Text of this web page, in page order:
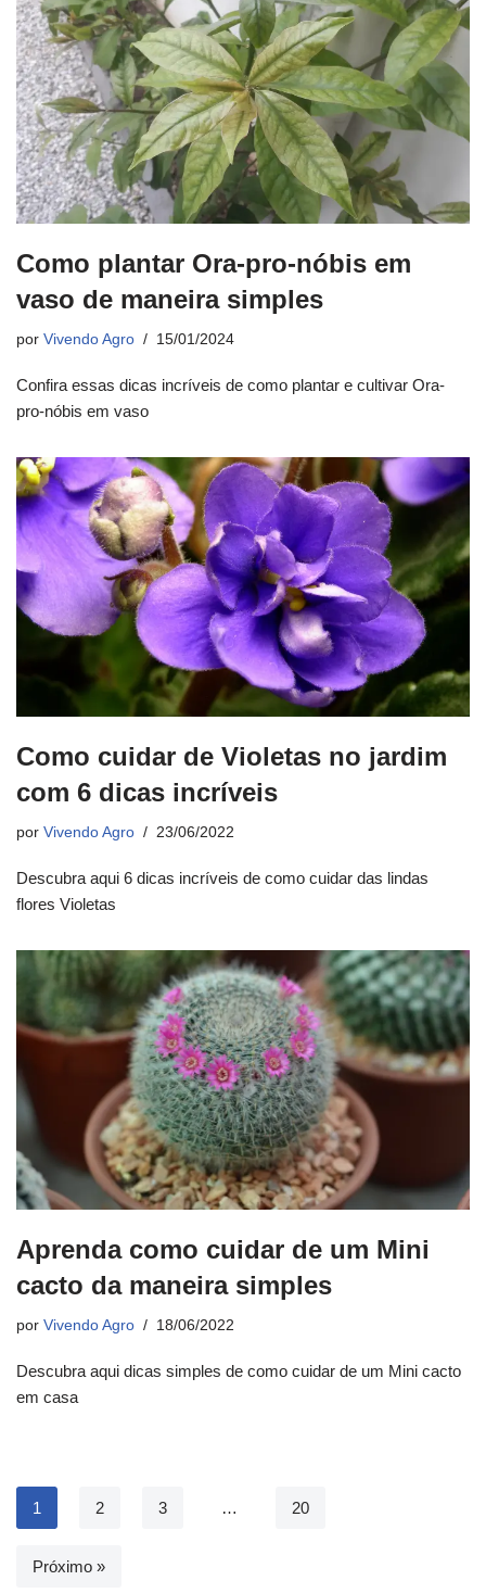
Como plantar Ora-pro-nóbis em
vaso de maneira simples
por Vivendo Agro 15/01/2024
Confira essas dicas incríveis de como plantar e cultivar Ora-
pro-nóbis em vaso
Como cuidar de Violetas no jardim
com 6 dicas incríveis
por Vivendo Agro 23/06/2022
Descubra aqui 6 dicas incríveis de como cuidar das lindas
flores Violetas
Aprenda como cuidar de um Mini
cacto da maneira simples
por Vivendo Agro 18/06/2022
Descubra aqui dicas simples de como cuidar de um Mini cacto
em casa
1 2 3 … 20
Próximo »